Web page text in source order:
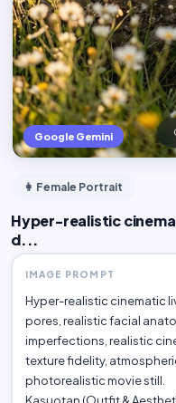
Google Gemini
👩 Female Portrait
‎​Hyper-realistic
d...
IMAGE PROMPT
‎​Hyper-realistic cinematic
pores, realistic facial
imperfections, realistic
texture fidelity,
photorealistic movie still.
‎Kasuotan (Outfit &